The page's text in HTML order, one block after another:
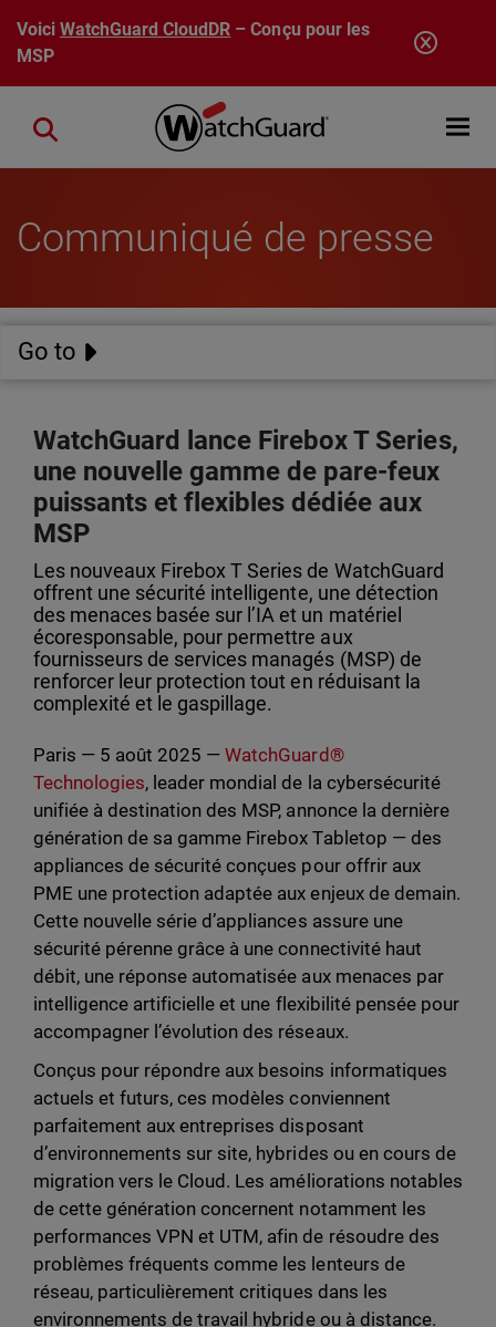
Aller au contenu principal
VoiciWatchGuard CloudDR – Conçu pour les
MSP
Open
Close search
Communiqué de presse
Go to
WatchGuard lance Firebox T Series,
une nouvelle gamme de pare-feux
puissants et flexibles dédiée aux
MSP
Les nouveaux Firebox T Series de WatchGuard
offrent une sécurité intelligente, une détection
des menaces basée sur l’IA et un matériel
écoresponsable, pour permettre aux
fournisseurs de services managés (MSP) de
renforcer leur protection tout en réduisant la
complexité et le gaspillage.
Paris — 5 août 2025 —WatchGuard®
Technologies, leader mondial de la cybersécurité
unifiée à destination des MSP, annonce la dernière
génération de sa gamme Firebox Tabletop — des
appliances de sécurité conçues pour offrir aux
PME une protection adaptée aux enjeux de demain.
Cette nouvelle série d’appliances assure une
sécurité pérenne grâce à une connectivité haut
débit, une réponse automatisée aux menaces par
intelligence artificielle et une flexibilité pensée pour
accompagner l’évolution des réseaux.
Conçus pour répondre aux besoins informatiques
actuels et futurs, ces modèles conviennent
parfaitement aux entreprises disposant
d’environnements sur site, hybrides ou en cours de
migration vers le Cloud. Les améliorations notables
de cette génération concernent notamment les
performances VPN et UTM, afin de résoudre des
problèmes fréquents comme les lenteurs de
réseau, particulièrement critiques dans les
environnements de travail hybride ou à distance.